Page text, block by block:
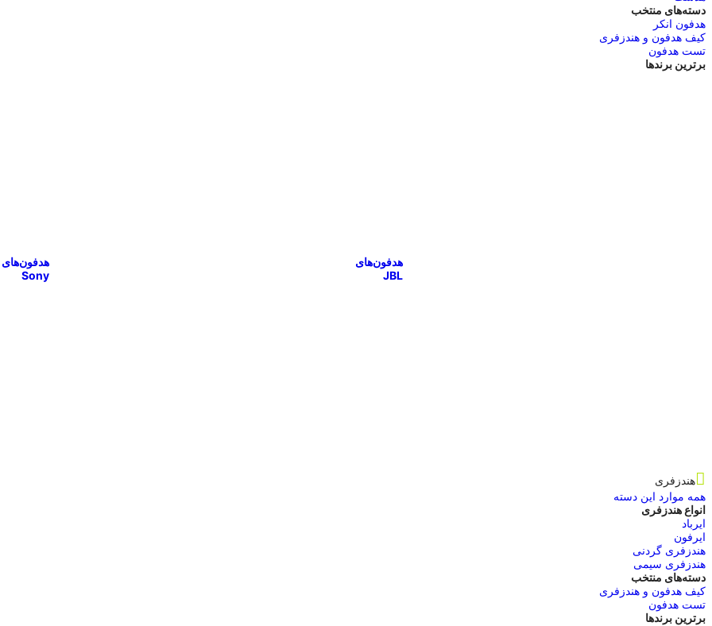
دسته‌های منتخب
هدفون انکر
کیف هدفون و هندزفری
تست هدفون
برترین برندها
هدفون‌های
JBL
هدفون‌های
Sony
هندزفری
همه موارد این دسته
انواع هندزفری
ایرباد
ایرفون
هندزفری گردنی
هندزفری سیمی
دسته‌های منتخب
کیف هدفون و هندزفری
تست هدفون
برترین برندها